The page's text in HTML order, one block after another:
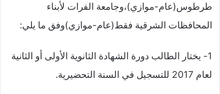
طرطوس(عام-موازي)،وجامعة الفرات لأبناء
المحافظات الشرقية فقط(عام-موازي)وفق ما يلي:
1- يختار الطالب دورة الشهادة الثانوية الأولى أو الثانية
لعام 2017 للتسجيل في السنة التحضيرية.